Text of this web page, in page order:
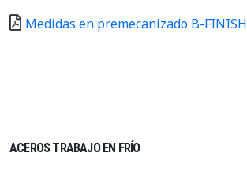
ACEROS TRABAJO EN FRÍO
Medidas en premecanizado B-FINISH